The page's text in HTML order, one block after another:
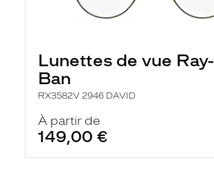
Lunettes de vue Ray-
Ban
RX3582V 2946 DAVID
À partir de
149,00 €